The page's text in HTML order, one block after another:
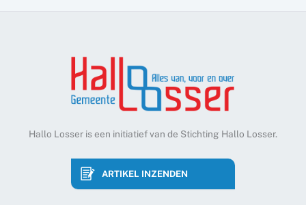
Hallo Losser is een initiatief van de Stichting Hallo Losser.
ARTIKEL INZENDEN